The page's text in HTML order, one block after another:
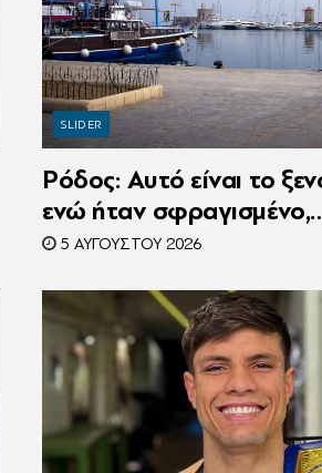
SLIDER
Ρόδος: Αυτό είναι το
ενώ ήταν σφραγισμένο,
λειτουργούσε κανονικά
συνιδιοκτήτρια
5 ΑΥΓΟΎΣΤΟΥ 2026